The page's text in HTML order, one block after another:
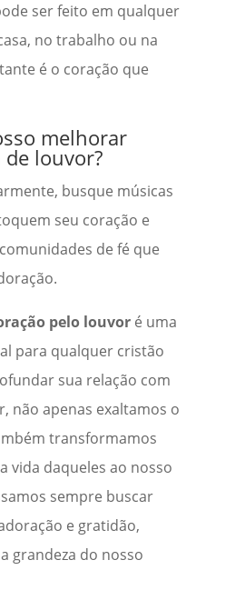
ser feito em qualquer
no trabalho ou na
é o coração que
melhorar
louvor?
busque músicas
seu coração e
de fé que
pelo louvoré uma
para qualquer cristão
sua relação com
não apenas exaltamos o
transformamos
vida daqueles ao nosso
sempre buscar
e gratidão,
grandeza do nosso